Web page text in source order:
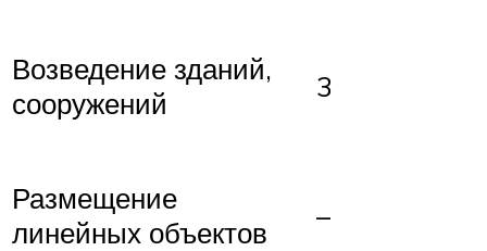
Возведение зданий,
сооружений
3
Размещение
линейных объектов
–